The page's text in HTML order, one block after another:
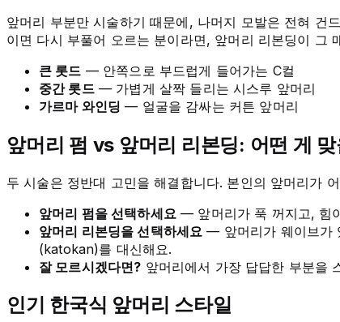
앞머리 부분만 시술하기 때문에, 나머지 모발은 전혀 건
이면 다시 부풀어 오르는 분이라면, 앞머리 리본딩이 그
큰 롯드 — 안쪽으로 부드럽게 들어가는 C컬
중간 롯드— 가볍게 살짝 들리는 시스루 앞머리
가르마 와인딩 — 얼굴을 감싸는 커튼 앞머리
앞머리 펌 vs 앞머리 리본딩: 어떤 게
두 시술은 정반대 고민을 해결합니다. 본인의 앞머리가
앞머리 펌을 선택하세요 — 앞머리가 푹 꺼지고, 힘
앞머리 리본딩을 선택하세요 — 앞머리가 웨이브가
(katokan)를 대신해요.
잘 모르시겠다면? 앞머리에서 가장 답답한 부분을
인기 한국식 앞머리 스타일